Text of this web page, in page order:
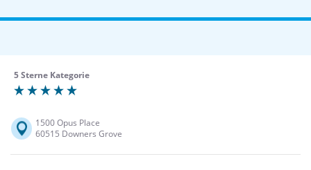
5 Sterne Kategorie
1500 Opus Place
60515 Downers Grove